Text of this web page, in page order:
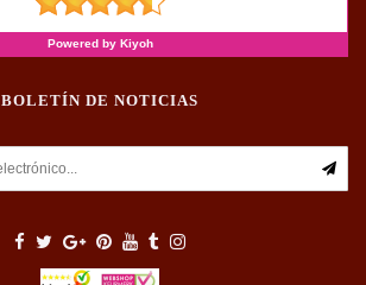
BOLETÍN DE NOTICIAS